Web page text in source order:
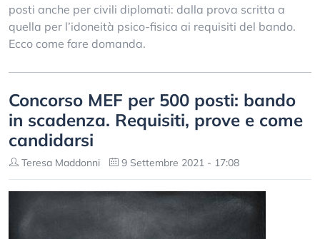
posti anche per civili diplomati: dalla prova scritta a
quella per l’idoneità psico-fisica ai requisiti del bando.
Ecco come fare domanda.
Concorso MEF per 500 posti: bando
in scadenza. Requisiti, prove e come
candidarsi
Teresa Maddonni 9 Settembre 2021 - 17:08